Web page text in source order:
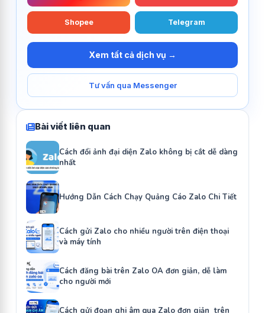
Shopee Telegram
Xem tất cả dịch vụ →
Tư vấn qua Messenger
Bài viết liên quan
Cách đổi ảnh đại diện Zalo không bị cắt dễ dàng
nhất
Hướng Dẫn Cách Chạy Quảng Cáo Zalo Chi Tiết
Cách gửi Zalo cho nhiều người trên điện thoại
và máy tính
Cách đăng bài trên Zalo OA đơn giản, dễ làm
cho người mới
Cách gửi đoạn ghi âm qua Zalo đơn giản trên